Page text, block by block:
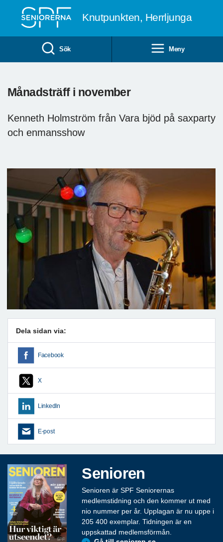
Knutpunkten, Herrljunga
Sök Meny
Månadsträff i november
Kenneth Holmström från Vara bjöd på saxparty
och enmansshow
Dela sidan via:
Facebook
X
LinkedIn
E-post
Senioren
Senioren är SPF Seniorernas
medlemstidning och den kommer ut med
nio nummer per år. Upplagan är nu uppe i
205 400 exemplar. Tidningen är en
uppskattad medlemsförmån.